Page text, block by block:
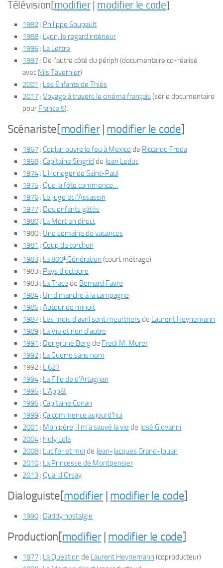
Télévision[modifier| modifier le code]
1982 : Philippe Soupault
1988 : Lyon, le regard intérieur
1996 : La Lettre
1997 : De l’autre côté du périph (documentaire co-réalisé
avec Nils Tavernier)
2001 : Les Enfants de Thiès
2017 : Voyage à travers le cinéma français(série documentaire
pour France 5).
Scénariste[modifier| modifier le code]
1967 : Coplan ouvre le feu à Mexico de Riccardo Freda
1968 : Capitaine Singrid de Jean Leduc
1974 : L’Horloger de Saint-Paul
1975 : Que la fête commence…
1976 : Le Juge et l’Assassin
1977 : Des enfants gâtés
1980 : La Mort en direct
1980 : Une semaine de vacances
1981 : Coup de torchon
1983 : La 800e Génération (court métrage)
1983 : Pays d’octobre
1983 : La Trace de Bernard Favre
1984 : Un dimanche à la campagne
1986 : Autour de minuit
1987 : Les mois d’avril sont meurtriersde Laurent Heynemann
1989 : La Vie et rien d’autre
1991 : Der grüne Bergde Fredi M. Murer
1992 : La Guerre sans nom
1992 : L.627
1994 : La Fille de d’Artagnan
1995 : L’Appât
1996 : Capitaine Conan
1999 : Ça commence aujourd’hui
2001 : Mon père, il m’a sauvé la vie de José Giovanni
2004 : Holy Lola
2008 : Lucifer et moi de Jean-Jacques Grand-Jouan
2010 : La Princesse de Montpensier
2013 : Quai d’Orsay
Dialoguiste[modifier | modifier le code]
1990 : Daddy nostalgie
Production[modifier| modifier le code]
1977 : La Question de Laurent Heynemann (coproducteur)